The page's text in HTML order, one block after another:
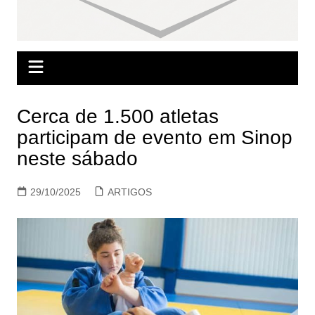
Cerca de 1.500 atletas
participam de evento em Sinop
neste sábado
29/10/2025 ARTIGOS